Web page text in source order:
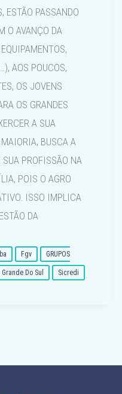
ESTÃO PASSANDO
O AVANÇO DA
AOS POUCOS,
OS JOVENS
OS GRANDES
A SUA
BUSCA A
SUA PROFISSÃO NA
POIS O AGRO
ISSO IMPLICA
DA
Fgv GRUPOS
Grande Do Sul Sicredi